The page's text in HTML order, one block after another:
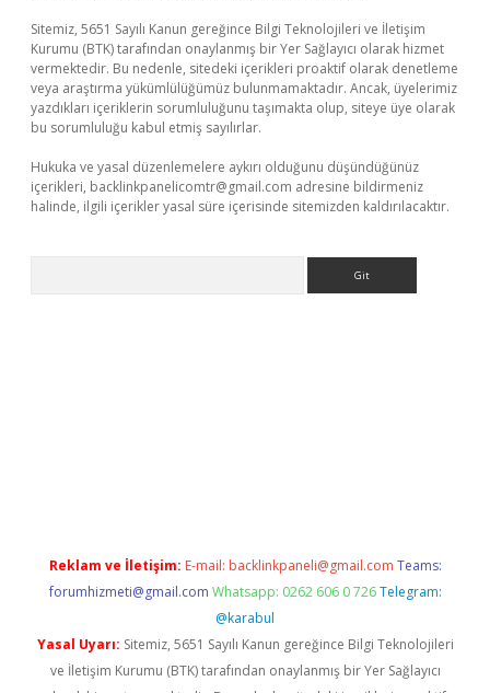
Sitemiz, 5651 Sayılı Kanun gereğince Bilgi Teknolojileri ve İletişim
Kurumu (BTK) tarafından onaylanmış bir Yer Sağlayıcı olarak hizmet
vermektedir. Bu nedenle, sitedeki içerikleri proaktif olarak denetleme
veya araştırma yükümlülüğümüz bulunmamaktadır. Ancak, üyelerimiz
yazdıkları içeriklerin sorumluluğunu taşımakta olup, siteye üye olarak
bu sorumluluğu kabul etmiş sayılırlar.
Hukuka ve yasal düzenlemelere aykırı olduğunu düşündüğünüz
içerikleri, backlinkpanelicomtr@gmail.com adresine bildirmeniz
halinde, ilgili içerikler yasal süre içerisinde sitemizden kaldırılacaktır.
Reklam ve İletişim: E-mail: backlinkpaneli@gmail.com Teams:
forumhizmeti@gmail.com Whatsapp: 0262 606 0 726 Telegram:
@karabul
Yasal Uyarı: Sitemiz, 5651 Sayılı Kanun gereğince Bilgi Teknolojileri
ve İletişim Kurumu (BTK) tarafından onaylanmış bir Yer Sağlayıcı